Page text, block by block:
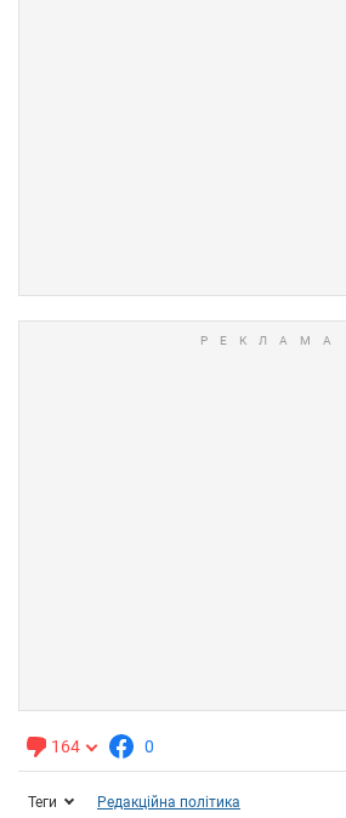
164 0
Теги Редакційна політика